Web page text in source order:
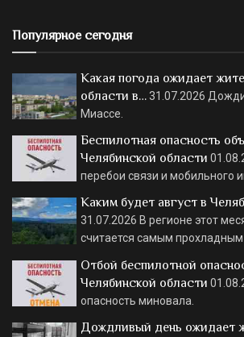
Популярное сегодня
Какая погода ожидает
области в…31.07.2026
Миассе.
Беспилотная опасность
Челябинской области
перебои связи и мобильного
Каким будет август в
31.07.2026 В регионе этот
считается самым
Отбой беспилотной
Челябинской области
опасность миновала.
Дождливый день ожидает